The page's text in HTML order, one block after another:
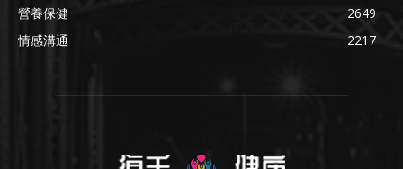
營養保健
2649
情感溝通
2217